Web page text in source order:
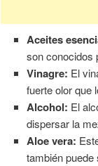
Aceites
son conocidos
Vinagre: El
fuerte olor que
Alcohol: El
dispersar la
Aloe vera:
también